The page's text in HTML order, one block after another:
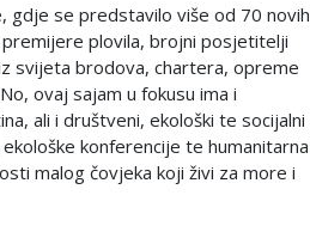
gdje se predstavilo više od 70 novih
plovila, brojni posjetitelji
svijeta brodova, chartera, opreme
ovaj sajam u fokusu ima i
ali i društveni, ekološki te socijalni
konferencije te humanitarna
malog čovjeka koji živi za more i